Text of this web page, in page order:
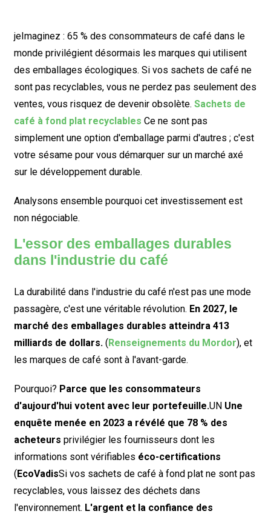
jeImaginez : 65 % des consommateurs de café dans le
monde privilégient désormais les marques qui utilisent
des emballages écologiques. Si vos sachets de café ne
sont pas recyclables, vous ne perdez pas seulement des
ventes, vous risquez de devenir obsolète. Sachets de
café à fond plat recyclables Ce ne sont pas
simplement une option d'emballage parmi d'autres ; c'est
votre sésame pour vous démarquer sur un marché axé
sur le développement durable.
Analysons ensemble pourquoi cet investissement est
non négociable.
L'essor des emballages durables
dans l'industrie du café
La durabilité dans l'industrie du café n'est pas une mode
passagère, c'est une véritable révolution. En 2027, le
marché des emballages durables atteindra 413
milliards de dollars.(Renseignements du Mordor), et
les marques de café sont à l'avant-garde.
Pourquoi? Parce que les consommateurs
d'aujourd'hui votent avec leur portefeuille.UN Une
enquête menée en 2023 a révélé que 78 % des
acheteurs privilégier les fournisseurs dont les
informations sont vérifiables éco-certifications
(EcoVadisSi vos sachets de café à fond plat ne sont pas
recyclables, vous laissez des déchets dans
l'environnement. L'argent et la confiance des